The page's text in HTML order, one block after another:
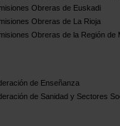
Obreras de Euskadi
Obreras de La Rioja
Obreras de la Región de
de Enseñanza
de Sanidad y Sectores